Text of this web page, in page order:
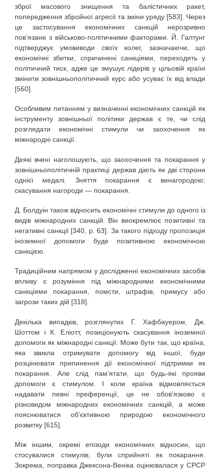
зброї масового знищення та балістичних ракет,
попередження збройної агресії та зміни уряду [583]. Через
це застосування економічних санкцій нерозривно
пов’язане з військово-політичними факторами. Й. Галтунг
підтверджує умовиводи своїх колег, зазначаючи, що
економічні збитки, спричинені санкціями, переходять у
політичний тиск, адже це змушує лідерів у цільовій країні
змінити зовнішньополітичний курс або усуває їх від влади
[560].
Особливим питанням у визначенні економічних санкцій як
інструменту зовнішньої політики держав є те, чи слід
розглядати економічні стимули чи заохочення як
міжнародні санкції.
Деякі вчені наголошують, що заохочення та покарання у
зовнішньополітичній практиці держав діють як дві сторони
однієї медалі. Зняття покарання є винагородою;
скасування нагороди — покарання.
Д. Болдуін також відносить економічні стимули до одного із
видів міжнародних санкцій. Він виокремлює позитивні та
негативні санкції [340, р. 63]. За такого підходу пропозиція
іноземної допомоги буде позитивною економічною
санкцією.
Традиційним напрямом у дослідженні економічних засобів
впливу є розуміння під міжнародними економічними
санкціями покарання, помсти, штрафів, примусу або
загрози таких дій [318].
Декілька випадків, розглянутих Г. Хафбауером, Дж.
Шоттом і К. Еліотт, позиціонують скасування іноземної
допомоги як міжнародні санкції. Може бути так, що країна,
яка звикла отримувати допомогу від іншої, буде
розцінювати припинення дії економічної підтримки як
покарання. Але слід пам’ятати, що будь-які прояви
допомоги є стимулом. І коли країна відмовляється
надавати певні преференції, це не обов’язково є
різновидом міжнародних економічних санкцій, а може
пояснюватися об’єктивною природою економічного
розвитку [615].
Між іншим, окремі епізоди економічних відносин, що
стосувалися стимулів, були сприйняті як покарання.
Зокрема, поправка Джексона-Веніка оцінювалася у СРСР